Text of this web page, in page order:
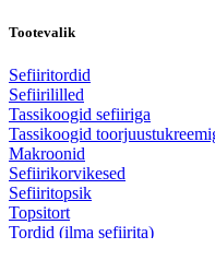
Tootevalik
Sefiiritordid
Sefiirililled
Tassikoogid sefiiriga
Tassikoogid
Makroonid
Sefiirikorvikesed
Sefiiritopsik
Topsitort
Tordid (ilma sefiirita)